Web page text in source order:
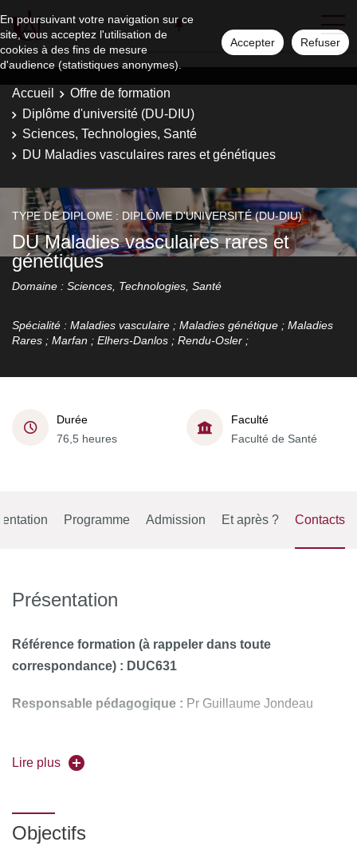
En poursuivant votre navigation sur ce
site, vous acceptez l'utilisation de
cookies à des fins de mesure
d'audience (statistiques anonymes).
Accepter Refuser
Accueil
Offre de formation
Diplôme d'université (DU-DIU)
Sciences, Technologies, Santé
DU Maladies vasculaires rares et génétiques
TYPE DE DIPLOME : DIPLÔME D'UNIVERSITÉ (DU-DIU)
DU Maladies vasculaires rares et
génétiques
Domaine : Sciences, Technologies, Santé
Spécialité : Maladies vasculaire ; Maladies génétique ; Maladies
Rares ; Marfan ; Elhers-Danlos ; Rendu-Osler ;
Durée
76,5 heures
Faculté
Faculté de Santé
Programme Admission Et après ? Contacts
Présentation
Référence formation (à rappeler dans toute
correspondance) : DUC631
Responsable pédagogique : Pr Guillaume Jondeau
Pour vous inscrire, déposez votre candidature sur
Lire plus
Objectifs